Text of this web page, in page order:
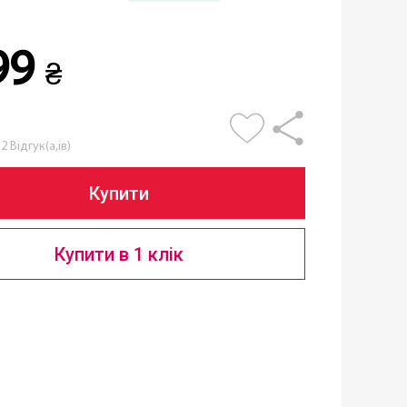
₴
2 Відгук(а,ів)
Купити
Купити в 1 клік